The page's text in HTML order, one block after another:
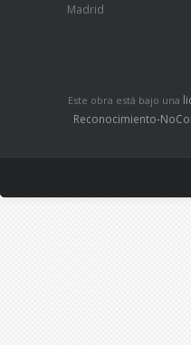
Madrid
Este obra está bajo una
Reconocimiento-